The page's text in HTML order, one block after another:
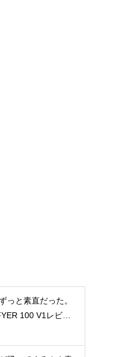
っと素直だった。
100 V1レビュ